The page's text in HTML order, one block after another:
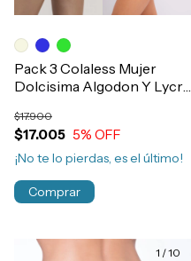
Pack 3 Colaless Mujer
Dolcisima Algodon Y Lycra
Art.92001
$17.005
$17.900
5% OFF
¡No te lo pierdas, es el último!
Comprar
1 /10